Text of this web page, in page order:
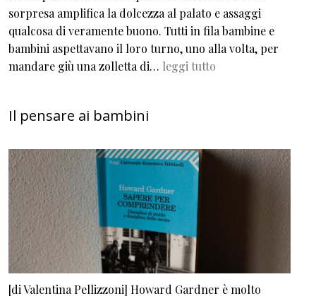
sorpresa amplifica la dolcezza al palato e assaggi
qualcosa di veramente buono. Tutti in fila bambine e
bambini aspettavano il loro turno, uno alla volta, per
mandare giù una zolletta di… leggi tutto
Il pensare ai bambini
[di Valentina Pellizzoni] Howard Gardner è molto